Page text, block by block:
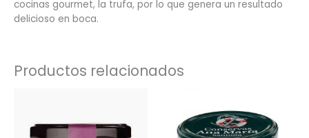
cocinas gourmet, la trufa, por lo que genera un resultado
delicioso en boca.
Productos relacionados